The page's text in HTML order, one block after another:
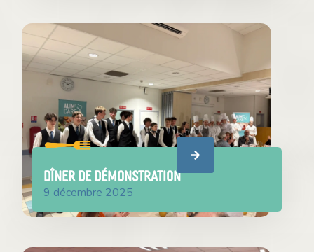
DÎNER DE DÉMONSTRATION
9 décembre 2025